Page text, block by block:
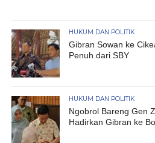
HUKUM DAN POLITIK
Gibran Sowan ke
Penuh dari SBY
HUKUM DAN POLITIK
Ngobrol Bareng Gen
Hadirkan Gibran ke